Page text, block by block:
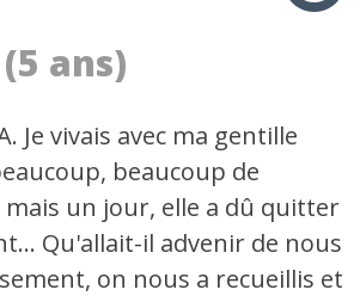
(5 ans)
Je vivais avec ma gentille
beaucoup de
mais un jour, elle a dû quitter
Qu'allait-il advenir de nous
on nous a recueillis et